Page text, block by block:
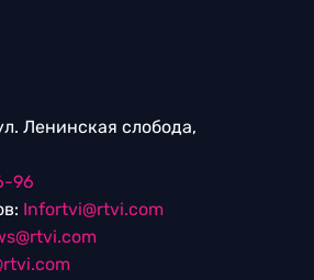
Ленинская слобода,
96
Infortvi@rtvi.com